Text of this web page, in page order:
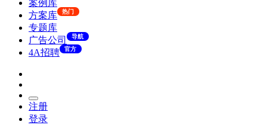
案例库
方案库
热门
专题库
广告公司
导航
4A招聘 官方
注册
登录